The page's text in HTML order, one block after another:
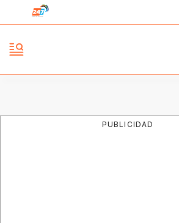
PUBLICIDAD